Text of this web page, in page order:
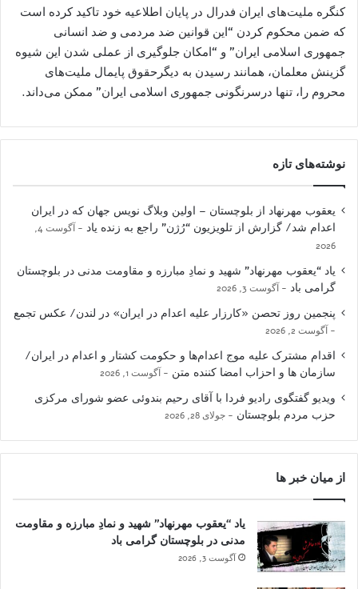
کنگره ملیت‌های ایران فدرال در پایان اطلاعیه خود تاکید کرده است
که ضمن محکوم کردن “این قوانین ضد مردمی و ضد انسانی
جمهوری اسلامی ایران” و “امکان جلوگیری از عملی شدن این شیوه
گزینش معلمان، همانند رسیدن به دیگرحقوق پایمال ملیت‌های
محروم را، تنها درسرنگونی جمهوری اسلامی ایران” ممکن می‌داند.
نوشته‌های تازه
یعقوب مهرنهاد از بلوچستان – اولین وبلاگ نویس جهان که در ایران
اعدام شد/ گزارش از تلویزیون “رُژن” راجع به زنده یاد
آگوست 4,
2026
یاد “یعقوب مهرنهاد” شهید و نمادِ مبارزه و مقاومت مدنی در بلوچستان
گرامی باد
آگوست 3, 2026
پنجمین روز تحصن «کارزار علیه اعدام در ایران» در لندن/ عکس تجمع
آگوست 2, 2026
اقدام مشترک علیه موج اعدام‌ها و حکومت کشتار و اعدام در ایران/
سازمان ها و احزاب امضا کننده متن
آگوست 1, 2026
ویدیو گفتگوی رادیو فردا با آقای رحیم بندوئی عضو شورای مرکزی
حزب مردم بلوچستان
جولای 28, 2026
از میان خبر ها
یاد “یعقوب مهرنهاد” شهید و نمادِ مبارزه و مقاومت
مدنی در بلوچستان گرامی باد
آگوست 3, 2026